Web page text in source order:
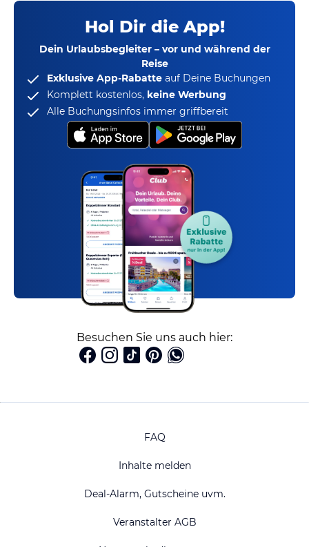
Hol Dir die App!
Dein Urlaubsbegleiter – vor und während der
Reise
Exklusive App-Rabatte auf Deine Buchungen
Komplett kostenlos, keine Werbung
Alle Buchungsinfos immer griffbereit
Besuchen Sie uns auch hier:
FAQ
Inhalte melden
Deal-Alarm, Gutscheine uvm.
Veranstalter AGB